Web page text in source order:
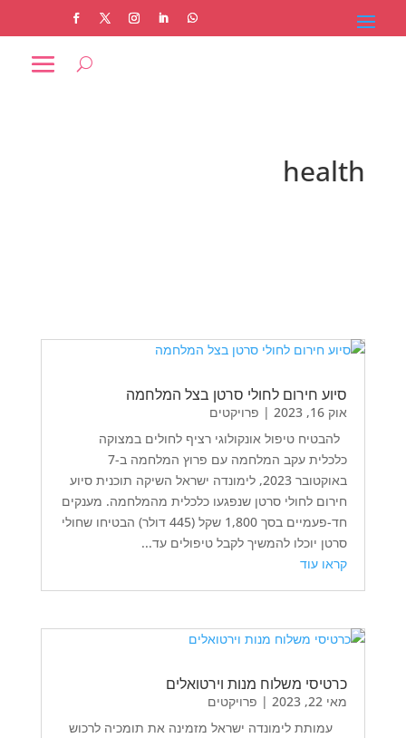
health
סיוע חירום לחולי סרטן בצל המלחמה
אוק 16, 2023 | פרויקטים
להבטיח טיפול אונקולוגי רציף לחולים במצוקה
כלכלית עקב המלחמה עם פרוץ המלחמה ב-7
באוקטובר 2023, לימונדה ישראל השיקה תוכנית סיוע
חירום לחולי סרטן שנפגעו כלכלית מהמלחמה. מענקים
חד-פעמיים בסך 1,800 שקל (445 דולר) הבטיחו שחולי
סרטן יוכלו להמשיך לקבל טיפולים עד...
קראו עוד
כרטיסי משלוח מנות וירטואלים
מאי 22, 2023 | פרויקטים
עמותת לימונדה ישראל מזמינה את תומכיה לרכוש